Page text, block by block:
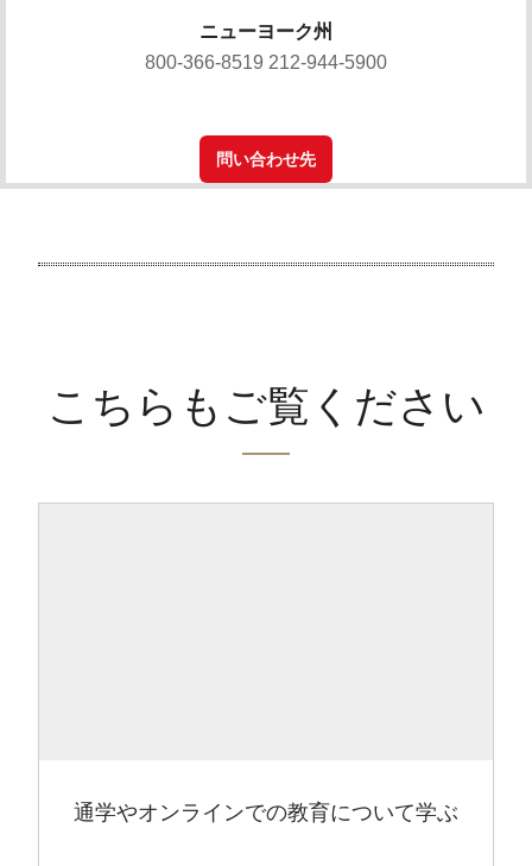
ニューヨーク州
800-366-8519 212-944-5900
問い合わせ先
こちらもご覧ください
通学やオンラインでの教育について学ぶ